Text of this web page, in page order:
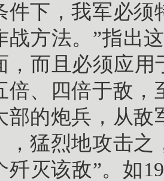
件下，我军必
战方法。”指出
，而且必须应用
倍、四倍于敌
部的炮兵，从
，猛烈地攻击
歼灭该敌”。如